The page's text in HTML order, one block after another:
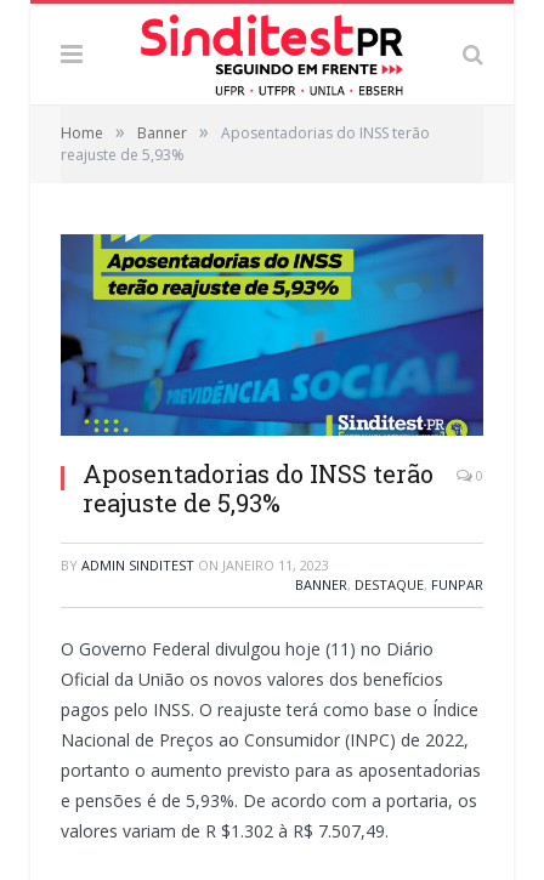
Home » Banner »
Aposentadorias do INSS terão
reajuste de 5,93%
Aposentadorias do INSS terão
reajuste de 5,93%
0
BY ADMIN SINDITEST ON JANEIRO 11, 2023
BANNER, DESTAQUE, FUNPAR
O Governo Federal divulgou hoje (11) no Diário
Oficial da União os novos valores dos benefícios
pagos pelo INSS. O reajuste terá como base o Índice
Nacional de Preços ao Consumidor (INPC) de 2022,
portanto o aumento previsto para as aposentadorias
e pensões é de 5,93%. De acordo com a portaria, os
valores variam de R $1.302 à R$ 7.507,49.